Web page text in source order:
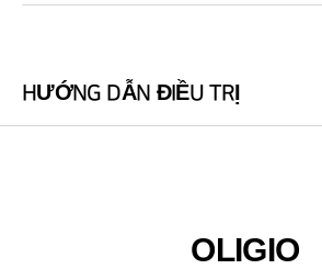
HƯỚNG DẪN ĐIỀU TRỊ
OLIGIO